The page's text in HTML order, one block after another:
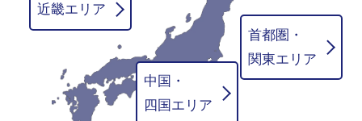
首都圏・
関東エリア
近畿エリア
中国・
四国エリア